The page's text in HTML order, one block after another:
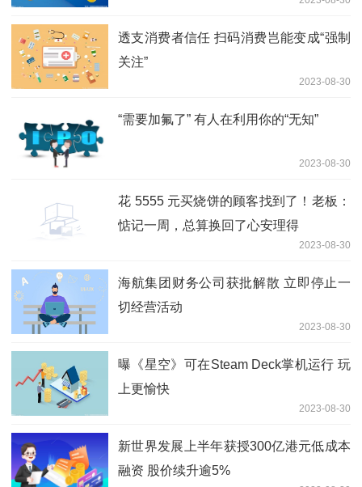
透支消费者信任 扫码消费岂能变成“强制
关注”
2023-08-30
“需要加氟了” 有人在利用你的“无知”
2023-08-30
花 5555 元买烧饼的顾客找到了！老板：
惦记一周，总算换回了心安理得
2023-08-30
海航集团财务公司获批解散 立即停止一
切经营活动
2023-08-30
曝《星空》可在Steam Deck掌机运行 玩
上更愉快
2023-08-30
新世界发展上半年获授300亿港元低成本
融资 股价续升逾5%